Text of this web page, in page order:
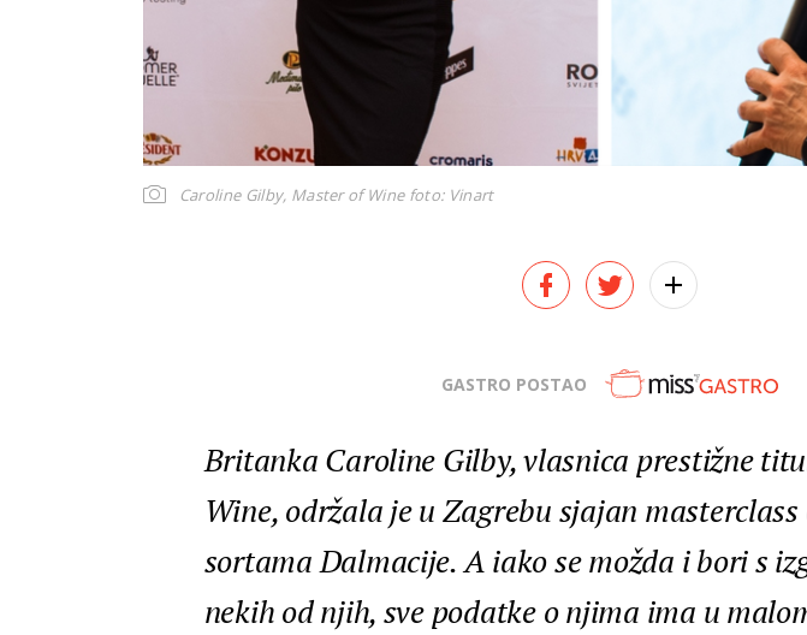
Caroline Gilby, Master of Wine foto: Vinart
GASTRO POSTAO
Britanka Caroline Gilby, vlasnica prestižne
Wine, održala je u Zagrebu sjajan
sortama Dalmacije. A iako se možda i bori s
nekih od njih, sve podatke o njima ima u